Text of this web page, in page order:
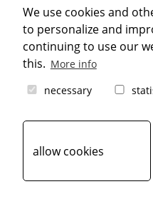
We use cookies and
to personalize and
continuing to use our
this. More info
necessary
allow cookies
Usługi pogrzebowe Greifswald
Doradztwo dla osób w żałobie
Greifswald
Pogrzeb Greifswald
ŻAŁOBA GREIFSWALD
Śmierć Greifswald
Rodzaje pochówków Greifswald